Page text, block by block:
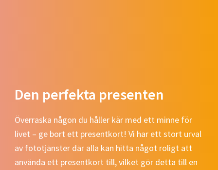
Den perfekta presenten
Överraska någon du håller kär med ett minne för
livet – ge bort ett presentkort! Vi har ett stort urval
av fototjänster där alla kan hitta något roligt att
använda ett presentkort till, vilket gör detta till en